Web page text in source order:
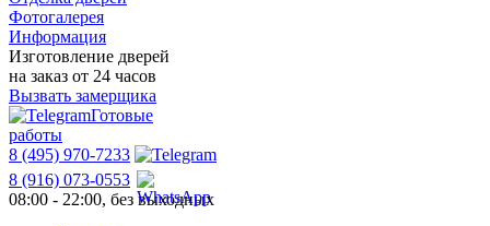
Фотогалерея
Информация
Изготовление дверей
на заказ от 24 часов
Вызвать замерщика
Готовые
работы
8 (495) 970-7233
8 (916) 073-0553
08:00 - 22:00, без выходных